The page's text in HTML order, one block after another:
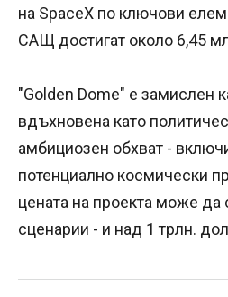
на SpaceX по ключови
САЩ достигат около 6,45
"Golden Dome" е замислен
вдъхновена като
амбициозен обхват -
потенциално космически
цената на проекта може
сценарии - и над 1 трлн.